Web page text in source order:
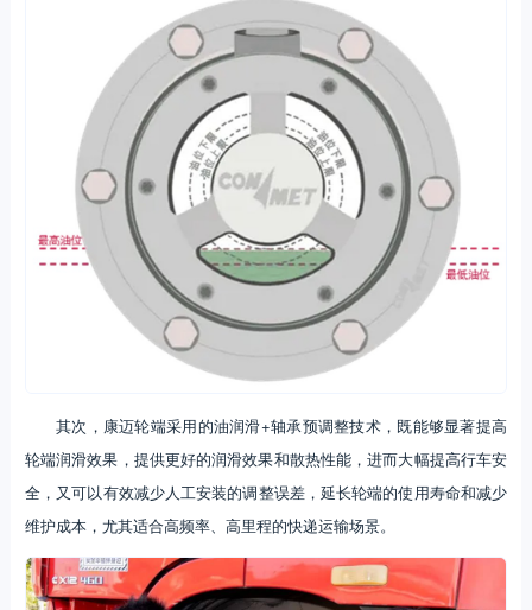
其次，康迈轮端采用的油润滑+轴承预调整技术，既能够显著提高
轮端润滑效果，提供更好的润滑效果和散热性能，进而大幅提高行车安
全，又‌可以有效减少人工安装的调整误差，延长轮端的使用寿命和减少
维护成本，尤其适合高频率、高里程的快递运输场景。